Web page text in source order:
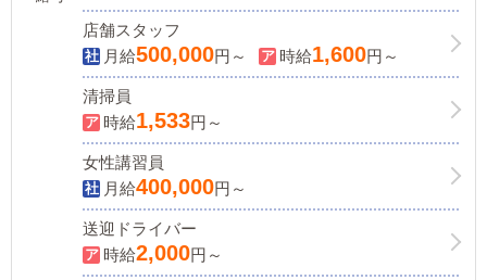
ボーナス最大年4回
店舗スタッフ
月給500,000円～ 時給1,600円～
清掃員
時給1,533円～
女性講習員
月給400,000円～
送迎ドライバー
時給2,000円～